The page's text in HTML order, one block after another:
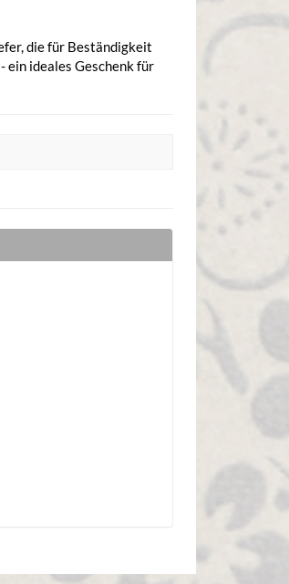
die für Beständigkeit
ein ideales Geschenk für